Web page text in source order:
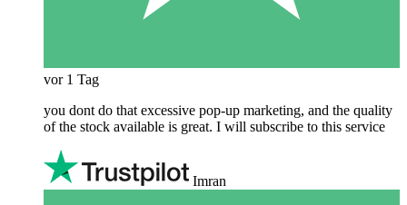
vor 1 Tag
you dont do that excessive pop-up marketing, and the quality
of the stock available is great. I will subscribe to this service
Imran